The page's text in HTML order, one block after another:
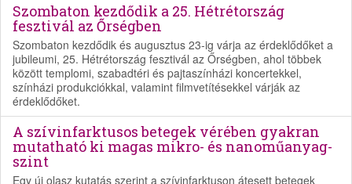
Szombaton kezdődik a 25. Hétrétország
fesztivál az Őrségben
Szombaton kezdődik és augusztus 23-ig várja az érdeklődőket a
jubileumi, 25. Hétrétország fesztivál az Őrségben, ahol többek
között templomi, szabadtéri és pajtaszínházi koncertekkel,
színházi produkciókkal, valamint filmvetítésekkel várják az
érdeklődőket.
A szívinfarktusos betegek vérében gyakran
mutatható ki magas mikro- és nanoműanyag-
szint
Egy új olasz kutatás szerint a szívinfarktuson átesett betegek